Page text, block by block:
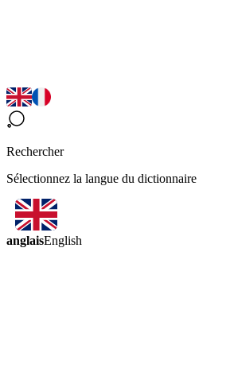
Rechercher
Sélectionnez la langue du dictionnaire
anglaisEnglish